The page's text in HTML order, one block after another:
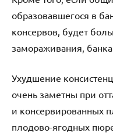
образовавшегося в
консервов, будет
замораживания,
Ухудшение
очень заметны при
и консервированных
плодово-ягодных